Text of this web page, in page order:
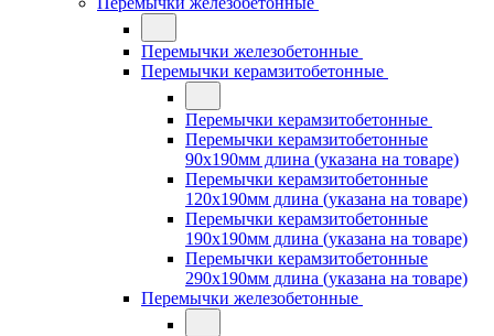
Перемычки железобетонные
Перемычки керамзитобетонные
Перемычки керамзитобетонные
Перемычки керамзитобетонные
90x190мм длина (указана на товаре)
Перемычки керамзитобетонные
120x190мм длина (указана на товаре)
Перемычки керамзитобетонные
190x190мм длина (указана на товаре)
Перемычки керамзитобетонные
290x190мм длина (указана на товаре)
Перемычки железобетонные